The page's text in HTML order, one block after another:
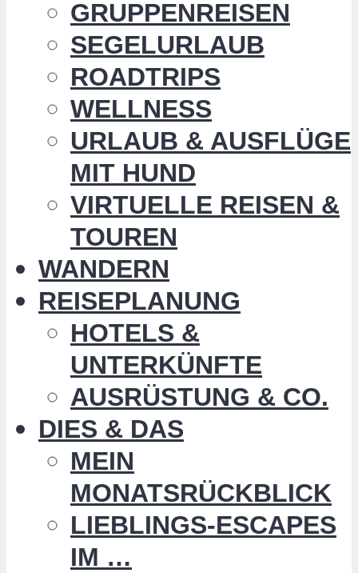
GRUPPENREISEN
SEGELURLAUB
ROADTRIPS
WELLNESS
URLAUB & AUSFLÜGE
MIT HUND
VIRTUELLE REISEN &
TOUREN
WANDERN
REISEPLANUNG
HOTELS &
UNTERKÜNFTE
AUSRÜSTUNG & CO.
DIES & DAS
MEIN
MONATSRÜCKBLICK
LIEBLINGS-ESCAPES
IM …